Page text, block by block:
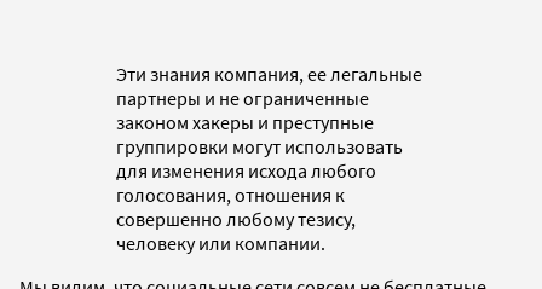
Эти знания компания, ее легальные
партнеры и не ограниченные
законом хакеры и преступные
группировки могут использовать
для изменения исхода любого
голосования, отношения к
совершенно любому тезису,
человеку или компании.